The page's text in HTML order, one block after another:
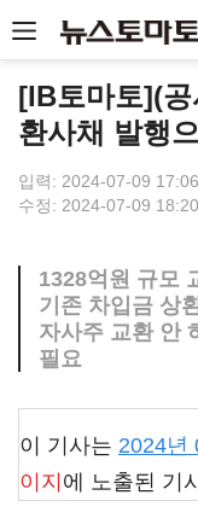
[IB토마토](
환사채 발행
입력: 2024-07-09
수정: 2024-07-09
1328억원 규모
기존 차입금 상
자사주 교환 안
필요
이 기사는 2024년
이지 에 노출된 기